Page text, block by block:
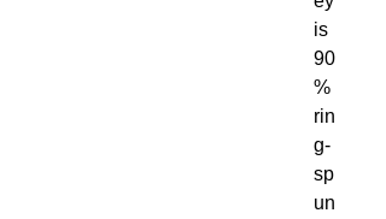
is
90
%
rin
g-
sp
un